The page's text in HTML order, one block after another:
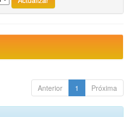
Anterior 1 Próxima